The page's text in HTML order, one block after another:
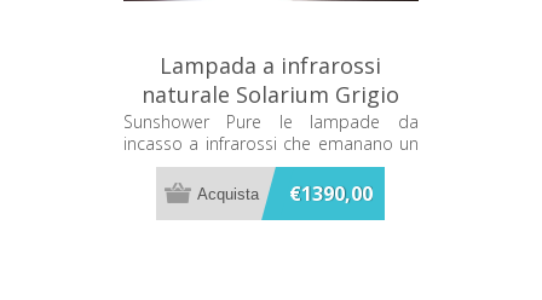
Lampada a infrarossi
naturale Solarium Grigio
Organico Sunshower PURE
80033
Sunshower Pure le lampade da
incasso a infrarossi che emanano un
caldo terapeutico mentre ti fai la
doccia
€1390,00